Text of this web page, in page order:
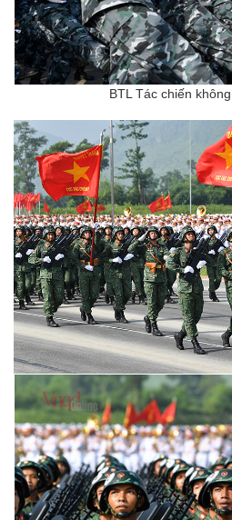
BTL Tác chiến